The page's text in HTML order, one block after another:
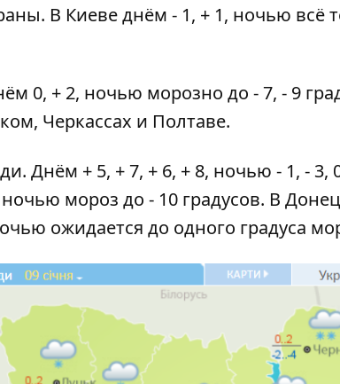
В Киеве днём - 1, + 1, ночью всё
0, + 2, ночью морозно до - 7, - 9
Черкассах и Полтаве.
Днём + 5, + 7, + 6, + 8, ночью - 1, - 3,
мороз до - 10 градусов. В
ожидается до одного градуса